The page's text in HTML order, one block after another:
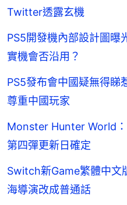
Twitter透露玄機
PS5開發機內部設計圖
實機會否沿用？
PS5發布會中國疑無得睇
尊重中國玩家
Monster Hunter World
第四彈更新日確定
Switch新Game繁體中
海導演改成普通話